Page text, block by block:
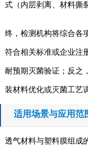
式（内层剥离、材料撕
终，检测机构将综合各
符合相关标准或企业注
耐预期灭菌验证；反之
装材料优化或灭菌工艺
适用场景与应用范
透气材料与塑料膜组成